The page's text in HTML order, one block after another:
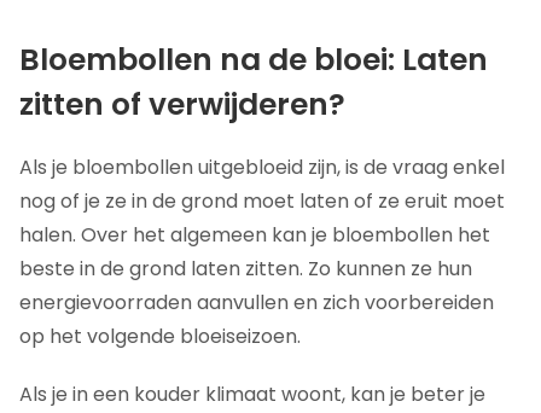
Bloembollen na de bloei: Laten
zitten of verwijderen?
Als je bloembollen uitgebloeid zijn, is de vraag enkel
nog of je ze in de grond moet laten of ze eruit moet
halen. Over het algemeen kan je bloembollen het
beste in de grond laten zitten. Zo kunnen ze hun
energievoorraden aanvullen en zich voorbereiden
op het volgende bloeiseizoen.
Als je in een kouder klimaat woont, kan je beter je